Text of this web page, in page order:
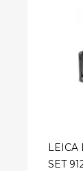
LEICA
SET